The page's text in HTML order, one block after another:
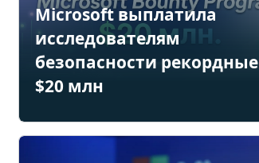
Microsoft выплатила
исследователям
безопасности рекордные
$20 млн